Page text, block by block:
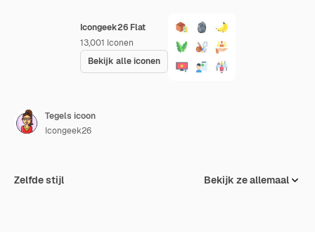
Icongeek26 Flat
13,001 Iconen
Bekijk alle iconen
Tegels icoon
Icongeek26
Zelfde stijl Bekijk ze allemaal